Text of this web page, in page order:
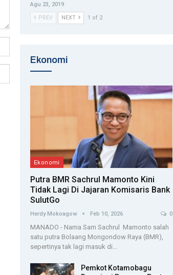
Agu 23, 2019
PREV
NEXT 1 of 2
Ekonomi
Ekonomi
Putra BMR Sachrul Mamonto Kini
Tidak Lagi Di Jajaran Komisaris Bank
SulutGo
Herdy Mokoagow Feb 10, 2026 0
MANADO - Nama Sam Sachrul Mamonto salah
satu putra Bolaang Mongondow Raya (BMR),
sepertinya tak lagi masuk di…
Pemkot Kotamobagu